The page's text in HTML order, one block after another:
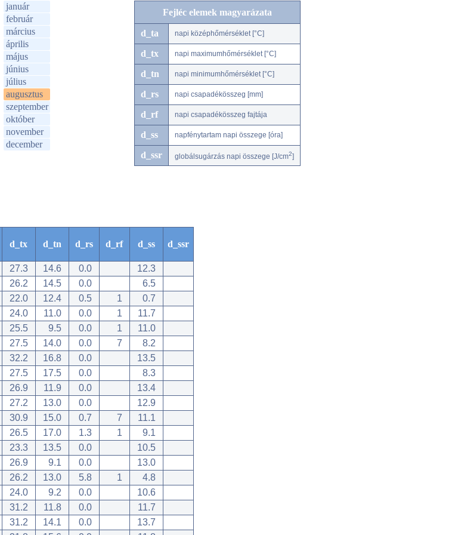
január
február
március
április
május
június
július
augusztus
szeptember
október
november
december
Fejléc elemek magyarázata
d_ta napi középhőmérséklet [°C]
d_tx napi maximumhőmérséklet [°C]
d_tn napi minimumhőmérséklet [°C]
d_rs napi csapadékösszeg [mm]
d_rf napi csapadékösszeg fajtája
d_ss napfénytartam napi összege [óra]
d_ssr globálsugárzás napi összege [J/cm2]
d_tx d_tn d_rs d_rf d_ss d_ssr
27.3 14.6 0.0
12.3
26.2 14.5 0.0
6.5
22.0 12.4 0.5 1
0.7
24.0 11.0 0.0 1
11.7
25.5 9.5 0.0 1
11.0
27.5 14.0 0.0 7
8.2
32.2 16.8 0.0
13.5
27.5 17.5 0.0
8.3
26.9 11.9 0.0
13.4
27.2 13.0 0.0
12.9
30.9 15.0 0.7 7
11.1
26.5 17.0 1.3 1
9.1
23.3 13.5 0.0
10.5
26.9 9.1 0.0
13.0
26.2 13.0 5.8 1
4.8
24.0 9.2 0.0
10.6
31.2 11.8 0.0
11.7
31.2 14.1 0.0
13.7